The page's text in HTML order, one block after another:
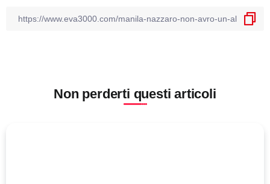
Non perderti questi articoli